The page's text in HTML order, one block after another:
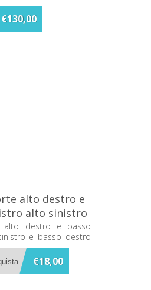
€130,00
alto destro e
alto sinistro
Grandform
alto destro e basso
e basso destro
€18,00